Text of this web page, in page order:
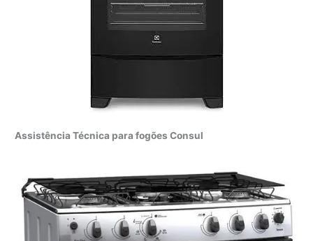
Assistência Técnica para fogões Consul